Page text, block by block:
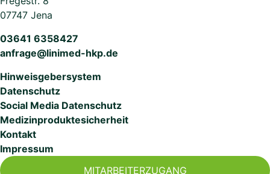
07747 Jena
03641 6358427
anfrage@linimed-hkp.de
Hinweisgebersystem
Datenschutz
Social Media Datenschutz
Medizinproduktesicherheit
Kontakt
Impressum
MITARBEITERZUGANG